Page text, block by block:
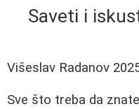
Saveti i
Višeslav Radanov
Sve što treba da